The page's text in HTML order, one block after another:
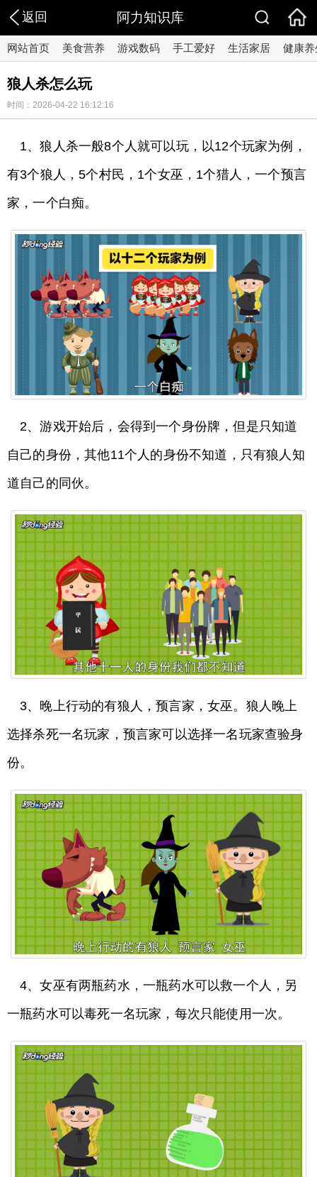
返回 阿力知识库
网站首页 美食营养 游戏数码 手工爱好 生活家居 健康养
狼人杀怎么玩
时间：2026-04-22 16:12:16
1、狼人杀一般8个人就可以玩，以12个玩家为例，
有3个狼人，5个村民，1个女巫，1个猎人，一个预言
家，一个白痴。
2、游戏开始后，会得到一个身份牌，但是只知道
自己的身份，其他11个人的身份不知道，只有狼人知
道自己的同伙。
3、晚上行动的有狼人，预言家，女巫。狼人晚上
选择杀死一名玩家，预言家可以选择一名玩家查验身
份。
4、女巫有两瓶药水，一瓶药水可以救一个人，另
一瓶药水可以毒死一名玩家，每次只能使用一次。